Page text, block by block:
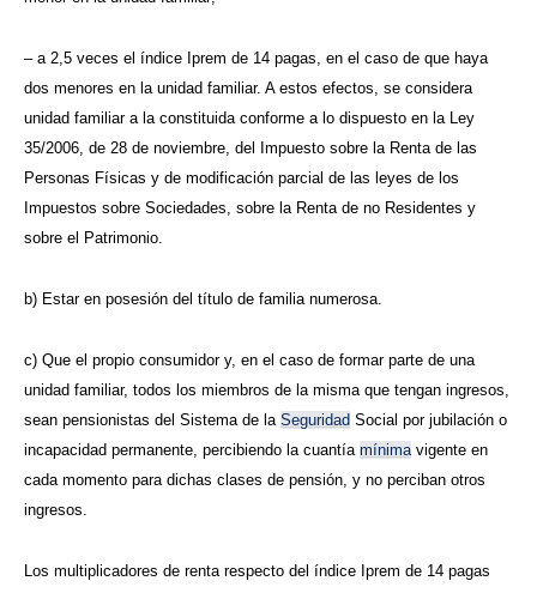
– a 2,5 veces el índice Iprem de 14 pagas, en el caso de que haya
dos menores en la unidad familiar. A estos efectos, se considera
unidad familiar a la constituida conforme a lo dispuesto en la Ley
35/2006, de 28 de noviembre, del Impuesto sobre la Renta de las
Personas Físicas y de modificación parcial de las leyes de los
Impuestos sobre Sociedades, sobre la Renta de no Residentes y
sobre el Patrimonio.
b) Estar en posesión del título de familia numerosa.
c) Que el propio consumidor y, en el caso de formar parte de una
unidad familiar, todos los miembros de la misma que tengan ingresos,
sean pensionistas del Sistema de la Seguridad Social por jubilación o
incapacidad permanente, percibiendo la cuantía mínimavigente en
cada momento para dichas clases de pensión, y no perciban otros
ingresos.
Los multiplicadores de renta respecto del índice Iprem de 14 pagas